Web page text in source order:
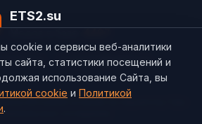
ETS2.su
support@ets2.su
соглашение
cookie и сервисы веб-аналитики
сайта, статистики посещений и
использование Сайта, вы
cookie и Политикой
.